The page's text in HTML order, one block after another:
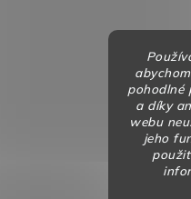
pohodlné
a díky
webu
jeho